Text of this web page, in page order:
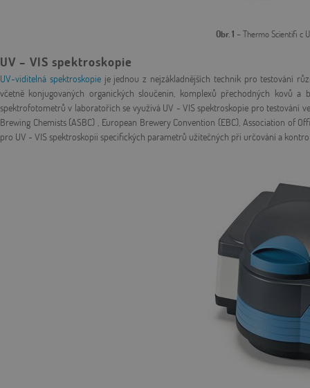
Obr. 1 – Thermo Scientifi c
UV – VIS spektroskopie
UV-viditelná spektroskopieje jednou z nejzákladnějších technik pro testování
včetně konjugovaných organických sloučenin, komplexů přechodných kovů
spektrofotometrů v laboratořích se využívá UV - VIS spektroskopie pro
Brewing Chemists (ASBC) , European Brewery Convention (EBC), Association of
pro UV - VIS spektroskopii specifických parametrů užitečných při určování a